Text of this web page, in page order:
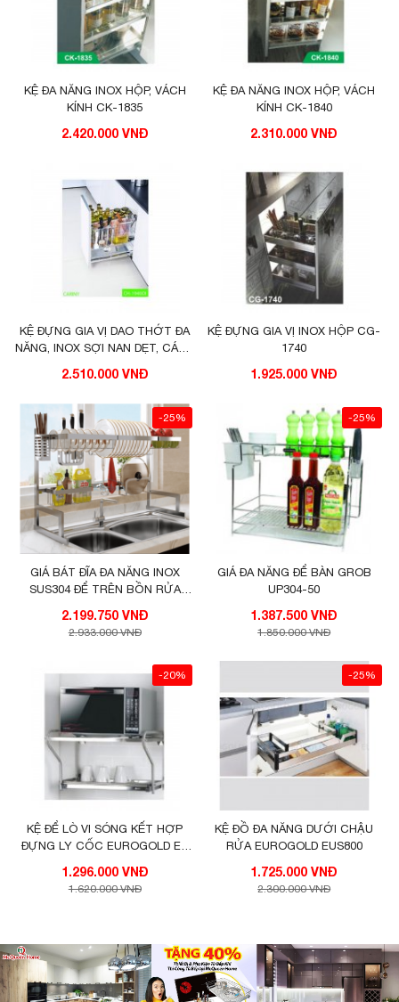
KỆ ĐA NĂNG INOX HỘP, VÁCH
KÍNH CK-1835
2.420.000 VNĐ
KỆ ĐA NĂNG INOX HỘP, VÁCH
KÍNH CK-1840
2.310.000 VNĐ
KỆ ĐỰNG GIA VỊ DAO THỚT ĐA
NĂNG, INOX SỢI NAN DẸT, CÁNH
2.510.000 VNĐ
KỆ ĐỰNG GIA VỊ INOX HỘP CG-
1740
1.925.000 VNĐ
-25%
GIÁ BÁT ĐĨA ĐA NĂNG INOX
SUS304 ĐỂ TRÊN BỒN RỬA
650)
2.199.750 VNĐ
2.933.000 VNĐ
-25%
GIÁ ĐA NĂNG ĐỂ BÀN GROB
UP304-50
1.387.500 VNĐ
1.850.000 VNĐ
-20%
KỆ ĐỂ LÒ VI SÓNG KẾT HỢP
ĐỰNG LY CỐC EUROGOLD EU
1.296.000 VNĐ
1.620.000 VNĐ
-25%
KỆ ĐỒ ĐA NĂNG DƯỚI CHẬU
RỬA EUROGOLD EUS800
1.725.000 VNĐ
2.300.000 VNĐ